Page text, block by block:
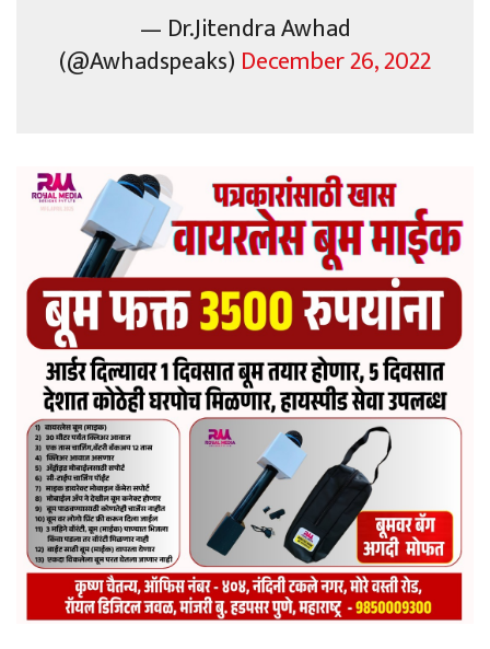
— Dr.Jitendra Awhad
(@Awhadspeaks) December 26, 2022